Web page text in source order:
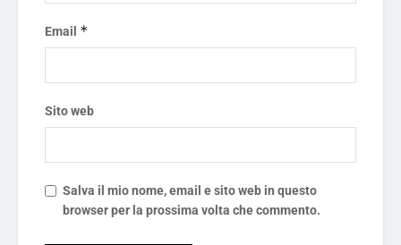
Email *
Sito web
Salva il mio nome, email e sito web in questo
browser per la prossima volta che commento.